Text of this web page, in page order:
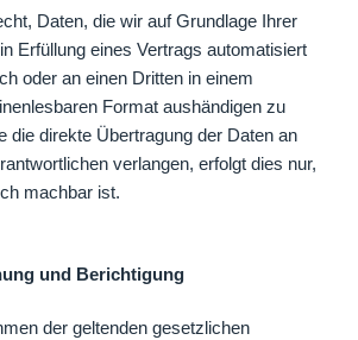
Daten, die wir auf Grundlage Ihrer
Erfüllung eines Vertrags automatisiert
oder an einen Dritten in einem
Format aushändigen zu
die direkte Übertragung der Daten an
verlangen, erfolgt dies nur,
machbar ist.
und Berichtigung
der geltenden gesetzlichen